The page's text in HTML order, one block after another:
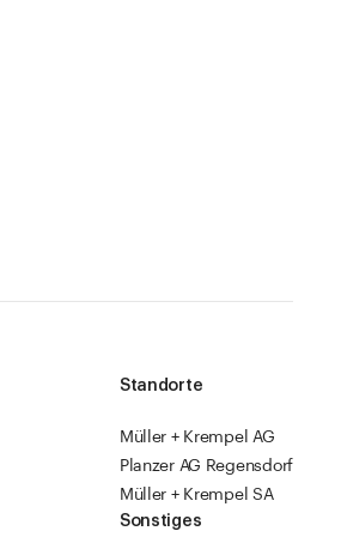
Standorte
Müller + Krempel AG
Planzer AG Regensdorf
Müller + Krempel SA
Sonstiges